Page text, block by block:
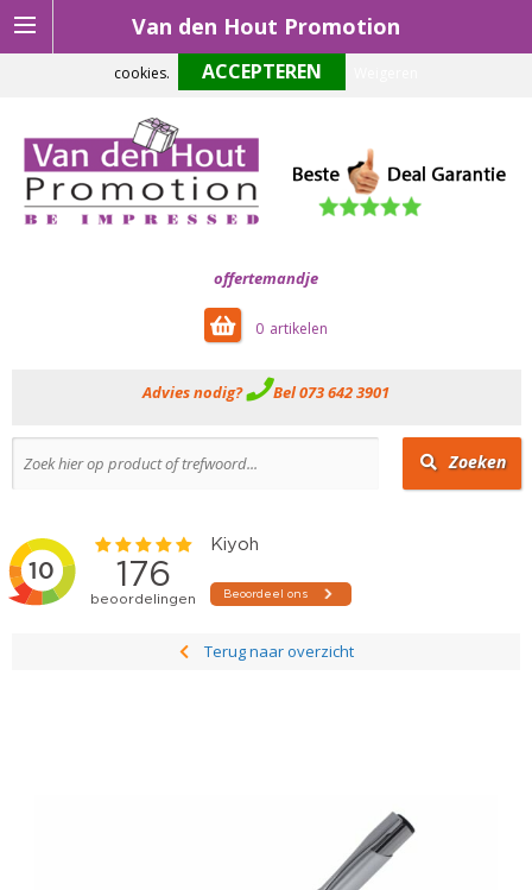
Van den Hout Promotion
offertemandje
0
Advies nodig? Bel 073 642 3901
Zoeken
Terug naar overzicht
Om onze website optimaal te laten functioneren maken wij gebruik van
cookies.